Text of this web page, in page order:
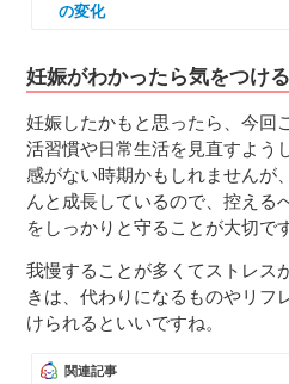
の変化
妊娠がわかったら気をつけ
妊娠したかもと思ったら、今回
活習慣や日常生活を見直すよう
感がない時期かもしれませんが
んと成長しているので、控える
をしっかりと守ることが大切で
我慢することが多くてストレス
きは、代わりになるものやリフ
けられるといいですね。
関連記事